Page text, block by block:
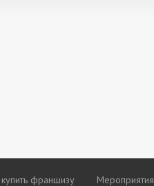
купить франшизу Мероприятия